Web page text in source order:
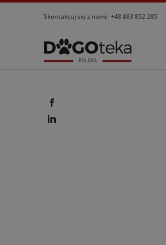
Skontaktuj się z nami: +48 883 852 285